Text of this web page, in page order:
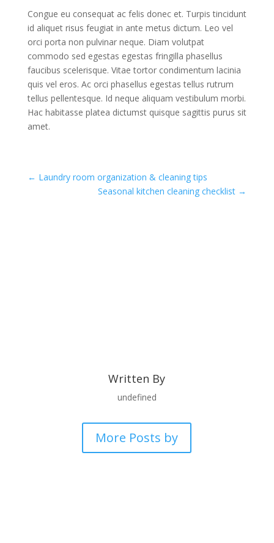
Congue eu consequat ac felis donec et. Turpis tincidunt
id aliquet risus feugiat in ante metus dictum. Leo vel
orci porta non pulvinar neque. Diam volutpat
commodo sed egestas egestas fringilla phasellus
faucibus scelerisque. Vitae tortor condimentum lacinia
quis vel eros. Ac orci phasellus egestas tellus rutrum
tellus pellentesque. Id neque aliquam vestibulum morbi.
Hac habitasse platea dictumst quisque sagittis purus sit
amet.
← Laundry room organization & cleaning tips
Seasonal kitchen cleaning checklist →
Written By
undefined
More Posts by